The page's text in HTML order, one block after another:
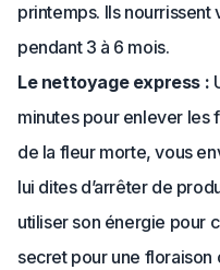
printemps. Ils nourrissent
pendant 3 à 6 mois.
Le nettoyage express :
minutes pour enlever les
de la fleur morte, vous
lui dites d’arrêter de
utiliser son énergie pour
secret pour une floraison